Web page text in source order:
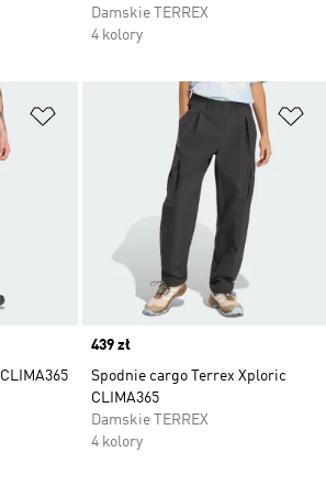
Damskie TERREX
4 kolory
Dodaj do listy życzeń
Price
439 zł
Spodnie cargo Terrex Xploric
CLIMA365
Damskie TERREX
4 kolory